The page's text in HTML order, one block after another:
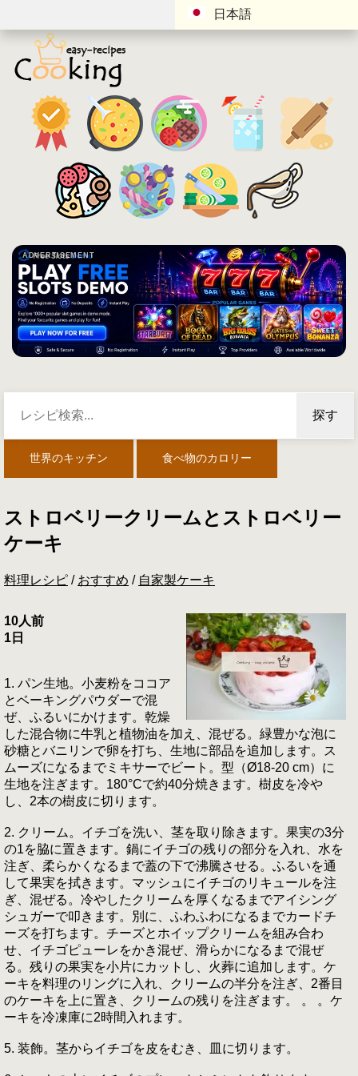
日本語
ADVERTISEMENT
探す
世界のキッチン 食べ物のカロリー
ストロベリークリームとストロベリー
ケーキ
料理レシピ / おすすめ / 自家製ケーキ
10人前
1日
1. パン生地。小麦粉をココア
とベーキングパウダーで混
ぜ、ふるいにかけます。乾燥
した混合物に牛乳と植物油を加え、混ぜる。緑豊かな泡に
砂糖とバニリンで卵を打ち、生地に部品を追加します。ス
ムーズになるまでミキサーでビート。型（Ø18-20 cm）に
生地を注ぎます。180°Cで約40分焼きます。樹皮を冷や
し、2本の樹皮に切ります。
2. クリーム。イチゴを洗い、茎を取り除きます。果実の3分
の1を脇に置きます。鍋にイチゴの残りの部分を入れ、水を
注ぎ、柔らかくなるまで蓋の下で沸騰させる。ふるいを通
して果実を拭きます。マッシュにイチゴのリキュールを注
ぎ、混ぜる。冷やしたクリームを厚くなるまでアイシング
シュガーで叩きます。別に、ふわふわになるまでカードチ
ーズを打ちます。チーズとホイップクリームを組み合わ
せ、イチゴピューレをかき混ぜ、滑らかになるまで混ぜ
る。残りの果実を小片にカットし、火葬に追加します。ケ
ーキを料理のリングに入れ、クリームの半分を注ぎ、2番目
のケーキを上に置き、クリームの残りを注ぎます。 。 。ケ
ーキを冷凍庫に2時間入れます。
5. 装飾。茎からイチゴを皮をむき、皿に切ります。